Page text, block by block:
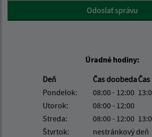
Google reCaptcha ResponseOdoslať správu
Úradné hodiny:
Deň
Čas doobeda
Pondelok:
08:00 - 12:00
Utorok:
08:00 - 12:00
Streda:
08:00 - 12:00
Štvrtok:
nestránkový deň